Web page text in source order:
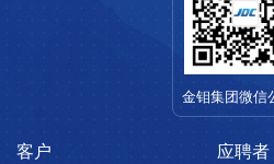
金钼集团微信
客户 应聘者